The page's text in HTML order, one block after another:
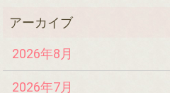
2026年8月
2026年7月